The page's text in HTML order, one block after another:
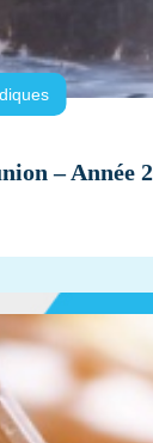
– Année